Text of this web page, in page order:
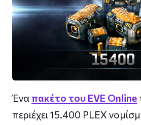
Ένα πακέτο του EVE Online
περιέχει 15.400 PLEX